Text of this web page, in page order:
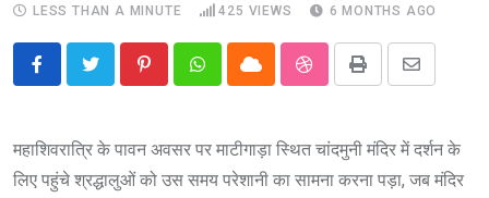
LESS THAN A MINUTE
425 VIEWS 6 MONTHS AGO
PinterestWhatsappCloud StumbleUpon
Print
Share
Email
महाशिवरात्रि के पावन अवसर पर माटीगाड़ा स्थित चांदमुनी मंदिर में दर्शन के
लिए पहुंचे श्रद्धालुओं को उस समय परेशानी का सामना करना पड़ा, जब मंदिर